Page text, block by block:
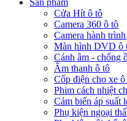
Sản phẩm
Cửa Hít ô tô
Camera 360 ô tô
Camera hành
Màn hình DVD ô
Cánh âm - chống
Âm thanh ô tô
Cốp điện cho xe ô
Phim cách nhiệt
Cảm biến áp suất
Phụ kiện ngoại